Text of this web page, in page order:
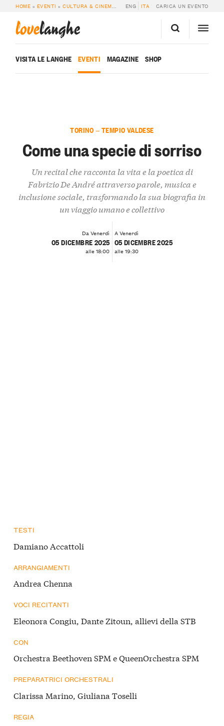
HOME » EVENTI »CULTURA & CINEMA » COME UNA SPECIE DI SORRISO
ENG ITA CARICA UN EVENTO
lovelanghe
VISITA LE LANGHE EVENTI MAGAZINE SHOP
TORINO — TEMPIO VALDESE
Come una specie di sorriso
Un recital che racconta la vita e la poetica di
Fabrizio De André attraverso parole, musica e
inclusione sociale, trasformando la sua biografia in
un viaggio umano e collettivo
Da Venerdì
05 DICEMBRE 2025
alle 18:00
A Venerdì
05 DICEMBRE 2025
alle 19:30
TESTI
Damiano Accattoli
ARRANGIAMENTI
Andrea Chenna
VOCI RECITANTI
Eleonora Congiu, Dante Zitoun, allievi della STB
CON
Orchestra Beethoven SPM e QueenOrchestra SPM
PREPARATRICI ORCHESTRALI
Clarissa Marino, Giuliana Toselli
REGIA